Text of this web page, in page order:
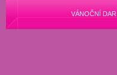
VÁNOČNÍ DAR